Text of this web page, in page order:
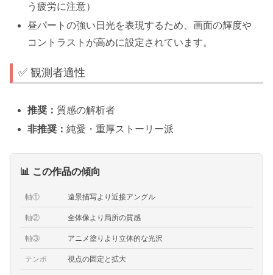
う疲労に注意）
昼パートの強い日光を表現するため、画面の輝度や
コントラストが高めに設定されています。
✅ 観測者適性
推奨： 質感の解析者
非推奨：純愛・重厚ストーリー派
📊 この作品の傾向
軸① 遠景描写より近接アングル
軸② 全体像より局所の質感
軸③ アニメ塗りより立体的な光沢
テンポ 視点の固定と拡大